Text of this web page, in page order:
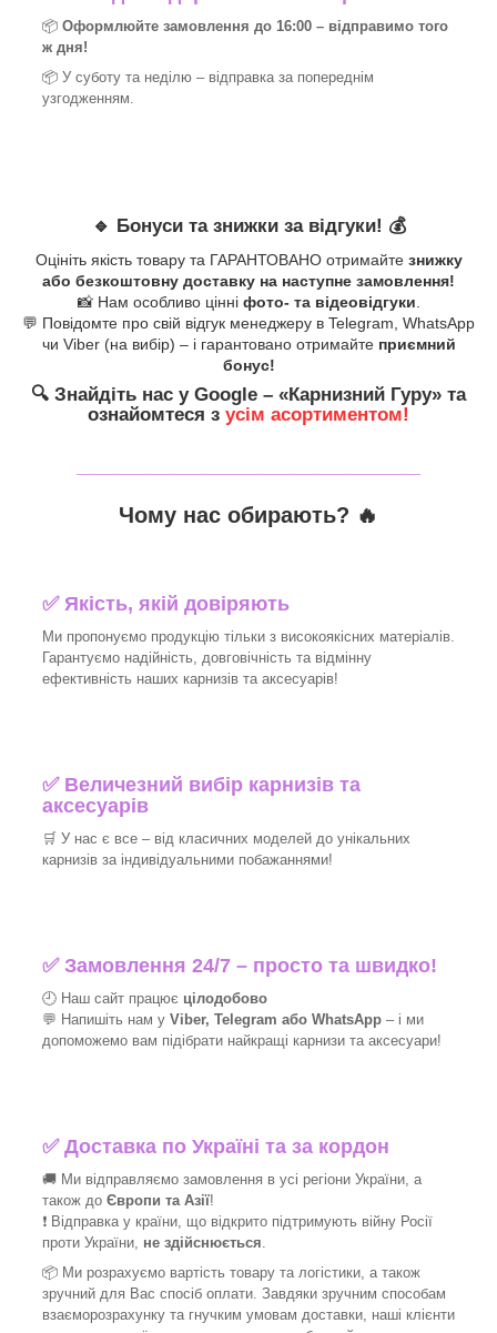
📦 Оформлюйте замовлення до 16:00 – відправимо того
ж дня!
📦 У суботу та неділю – відправка за попереднім
узгодженням.
🔹 Бонуси та знижки за відгуки! 💰
Оцініть якість товару та ГАРАНТОВАНО отримайте знижку
або безкоштовну доставку на наступне замовлення!
📸 Нам особливо цінні фото- та відеовідгуки.
💬 Повідомте про свій відгук менеджеру в Telegram, WhatsApp
чи Viber (на вибір) – і гарантовано отримайте приємний
бонус!
🔍 Знайдіть нас у Google – «Карнизний Гуру» та
ознайомтеся з усім асортиментом!
Чому нас обирають? 🔥
✅Якість, якій довіряють
Ми пропонуємо продукцію тільки з високоякісних матеріалів.
Гарантуємо надійність, довговічність та відмінну
ефективність наших карнизів та аксесуарів!​
✅ Величезний вибір карнизів та
аксесуарів
🛒 У нас є все – від класичних моделей до унікальних
карнизів за індивідуальними побажаннями!​
✅Замовлення 24/7 – просто та швидко!
🕘 Наш сайт працює цілодобово
💬 Напишіть нам у Viber, Telegram або WhatsApp – і ми
допоможемо вам підібрати найкращі карнизи та аксесуари!
✅Доставка по Україні та за кордон
🚚 Ми відправляємо замовлення в усі регіони України, а
також до Європи та Азії!
❗ Відправка у країни, що відкрито підтримують війну Росії
проти України, не здійснюється
📦 Ми розрахуємо вартість товару та логістики, а також
зручний для Вас спосіб оплати. Завдяки зручним способам
взаєморозрахунку та гнучким умовам доставки, наші клієнти